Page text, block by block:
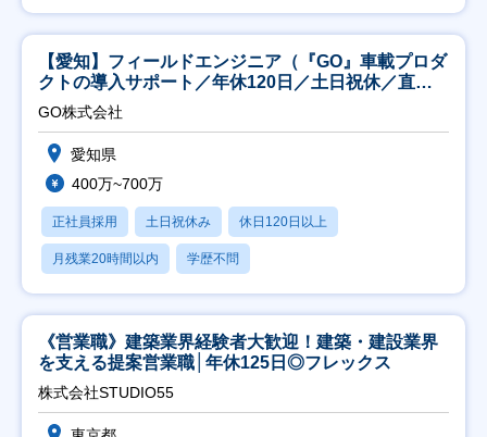
【愛知】フィールドエンジニア（『GO』車載プロダ
クトの導入サポート／年休120日／土日祝休／直行
直帰
GO株式会社
愛知県
400万~700万
正社員採用 土日祝休み 休日120日以上
月残業20時間以内 学歴不問
《営業職》建築業界経験者大歓迎！建築・建設業界
を支える提案営業職│年休125日◎フレックス
株式会社STUDIO55